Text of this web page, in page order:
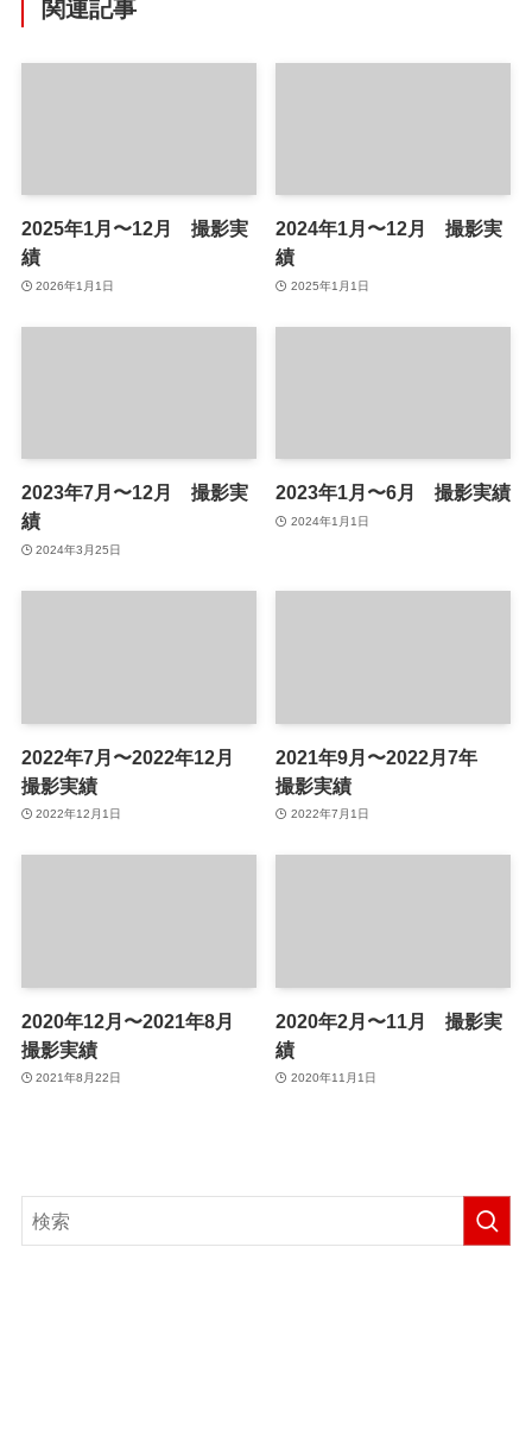
関連記事
2025年1月〜12月 撮影実
績
2026年1月1日
2024年1月〜12月 撮影実
績
2025年1月1日
2023年7月〜12月 撮影実
績
2024年3月25日
2023年1月〜6月 撮影実績
2024年1月1日
2022年7月〜2022年12月
撮影実績
2022年12月1日
2021年9月〜2022月7年
撮影実績
2022年7月1日
2020年12月〜2021年8月
撮影実績
2021年8月22日
2020年2月〜11月 撮影実
績
2020年11月1日